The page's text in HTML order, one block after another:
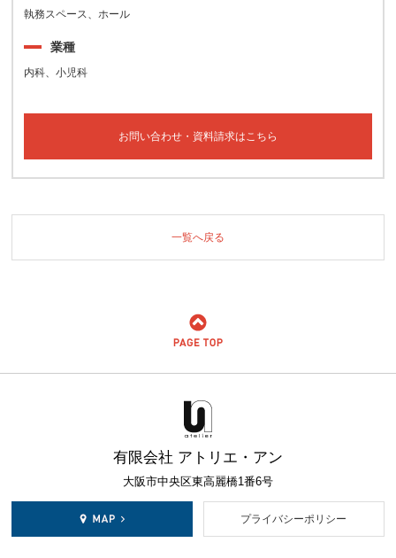
執務スペース、ホール
業種
内科、小児科
お問い合わせ・資料請求はこちら
一覧へ戻る
有限会社 アトリエ・アン
大阪市中央区東高麗橋1番6号
プライバシーポリシー